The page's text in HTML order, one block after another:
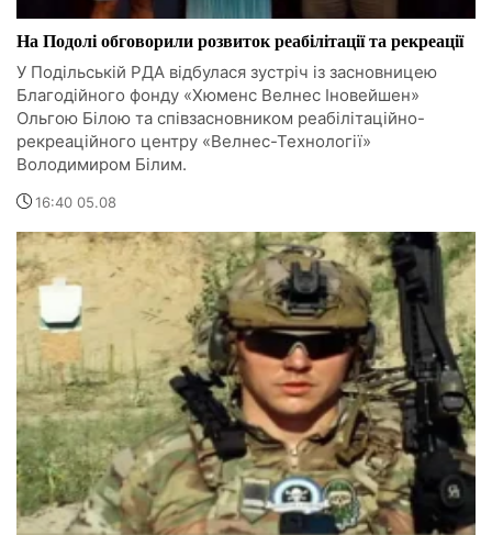
На Подолі обговорили розвиток реабілітації та рекреації
У Подільській РДА відбулася зустріч із засновницею
Благодійного фонду «Хюменс Велнес Іновейшен»
Ольгою Білою та співзасновником реабілітаційно-
рекреаційного центру «Велнес-Технології»
Володимиром Білим.
16:40 05.08